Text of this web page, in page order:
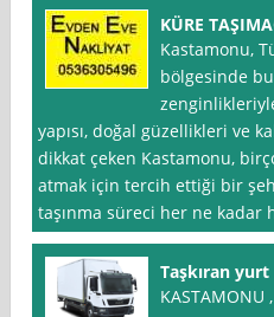
KÜRE
Kastamonu,
bölgesinde
yapısı, doğal güzellikleri ve
dikkat çeken Kastamonu,
atmak için tercih ettiği bir
taşınma süreci her ne kadar
Taşkıran
KASTAMONU